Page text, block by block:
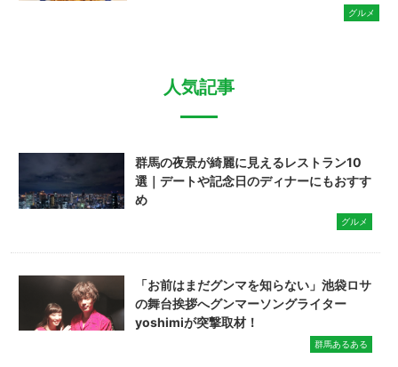
グルメ
人気記事
群馬の夜景が綺麗に見えるレストラン10
選｜デートや記念日のディナーにもおすす
め
グルメ
「お前はまだグンマを知らない」池袋ロサ
の舞台挨拶へグンマーソングライター
yoshimiが突撃取材！
群馬あるある